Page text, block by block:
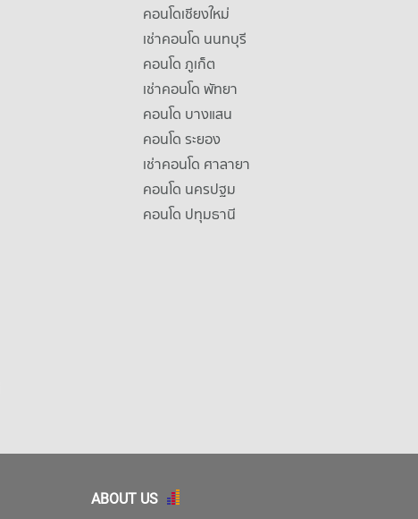
คอนโดเชียงใหม่
เช่าคอนโด นนทบุรี
คอนโด ภูเก็ต
เช่าคอนโด พัทยา
คอนโด บางแสน
คอนโด ระยอง
เช่าคอนโด ศาลายา
คอนโด นครปฐม
คอนโด ปทุมธานี
ABOUT US